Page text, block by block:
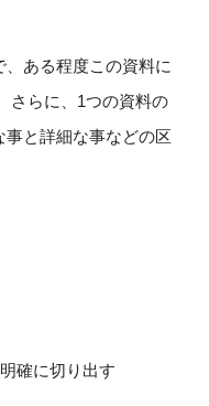
ある程度この資料に
さらに、1つの資料の
と詳細な事などの区
確に切り出す